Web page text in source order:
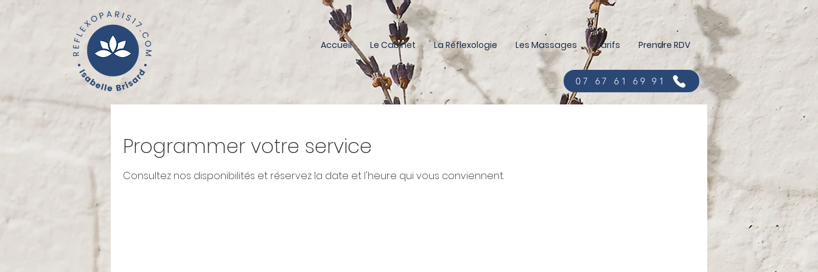
Accueil Le Cabinet La Réflexologie Les Massages Tarifs Prendre RDV
07 67 61 69 91
Programmer votre service
Consultez nos disponibilités et réservez la date et l'heure qui vous conviennent.